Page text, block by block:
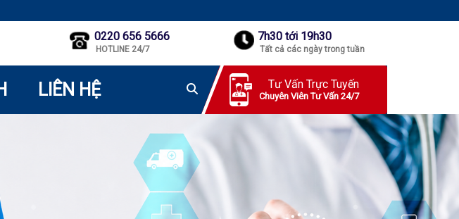
0220 656 5666
HOTLINE 24/7
7h30 tới 19h30
Tất cả các ngày trong tuần
LIÊN HỆ Tư Vấn Trực Tuyến
Chuyên Viên Tư Vấn 24/7